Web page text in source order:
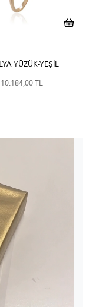
YÜZÜK-YEŞIL
10.184,00 TL